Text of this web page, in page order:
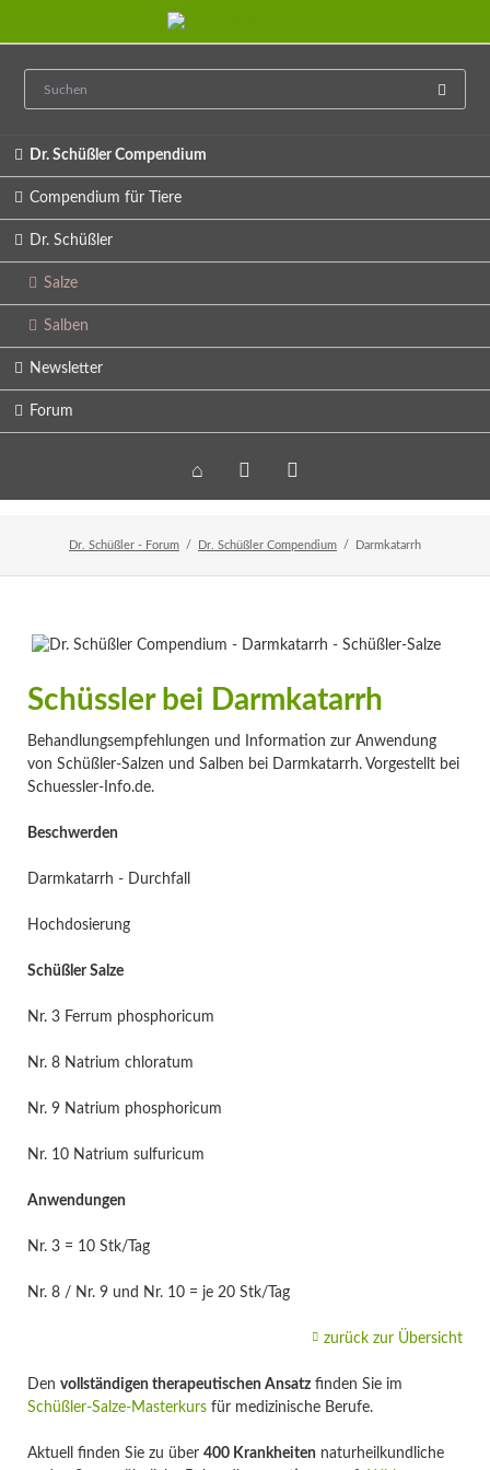
Dr. Schüßler Compendium
Compendium für Tiere
Dr. Schüßler
Salze
Salben
Newsletter
Forum
Home Veranstaltungen
Newsletter
Dr. Schüßler - Forum Dr. Schüßler Compendium Darmkatarrh
Schüssler bei Darmkatarrh
Behandlungsempfehlungen und Information zur Anwendung
von Schüßler-Salzen und Salben bei Darmkatarrh. Vorgestellt bei
Schuessler-Info.de.
Beschwerden
Darmkatarrh - Durchfall
Hochdosierung
Schüßler Salze
Nr. 3 Ferrum phosphoricum
Nr. 8 Natrium chloratum
Nr. 9 Natrium phosphoricum
Nr. 10 Natrium sulfuricum
Anwendungen
Nr. 3 = 10 Stk/Tag
Nr. 8 / Nr. 9 und Nr. 10 = je 20 Stk/Tag
zurück zur Übersicht
Den vollständigen therapeutischen Ansatzfinden Sie im
Schüßler-Salze-Masterkursfür medizinische Berufe.
Aktuell finden Sie zu über 400 Krankheiten naturheilkundliche